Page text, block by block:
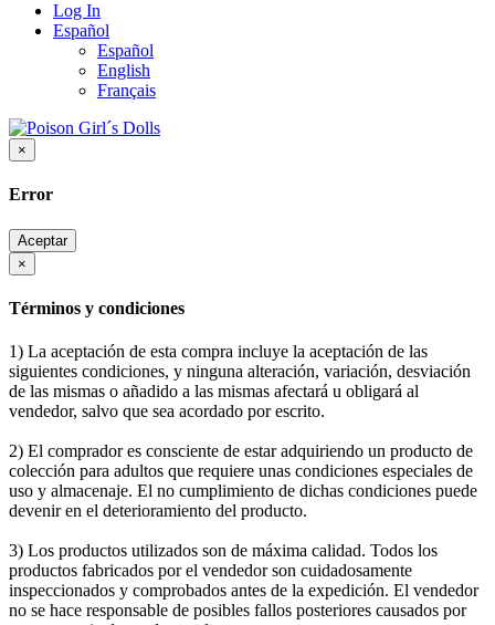
Log In
Español
Español
English
Français
×
Error
Aceptar
×
Términos y condiciones
1) La aceptación de esta compra incluye la aceptación de las
siguientes condiciones, y ninguna alteración, variación, desviación
de las mismas o añadido a las mismas afectará u obligará al
vendedor, salvo que sea acordado por escrito.
2) El comprador es consciente de estar adquiriendo un producto de
colección para adultos que requiere unas condiciones especiales de
uso y almacenaje. El no cumplimiento de dichas condiciones puede
devenir en el deterioramiento del producto.
3) Los productos utilizados son de máxima calidad. Todos los
productos fabricados por el vendedor son cuidadosamente
inspeccionados y comprobados antes de la expedición. El vendedor
no se hace responsable de posibles fallos posteriores causados por